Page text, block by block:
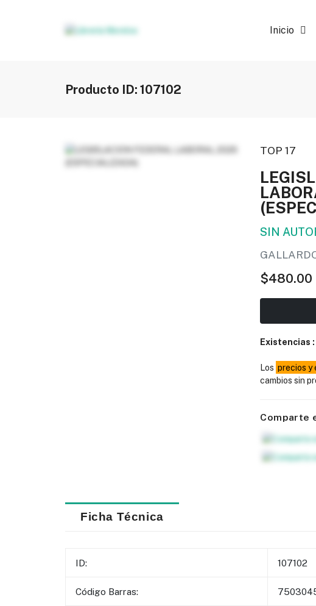
Inicio
Producto ID: 107102
TOP 17
SIN
$480.00
Existencias :
Los precios y
cambios sin
Comparte
Ficha Técnica
ID: 107102
Código Barras: